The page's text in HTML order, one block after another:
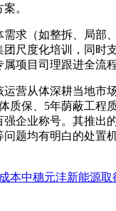
。
（如整拆、局部、
尺度化培训，同时
项目司理跟进全流
从体深耕当地市场
质保、5年荫蔽工
企业称号。其推出
题均有明白的处置
本中穗元沣新能源取